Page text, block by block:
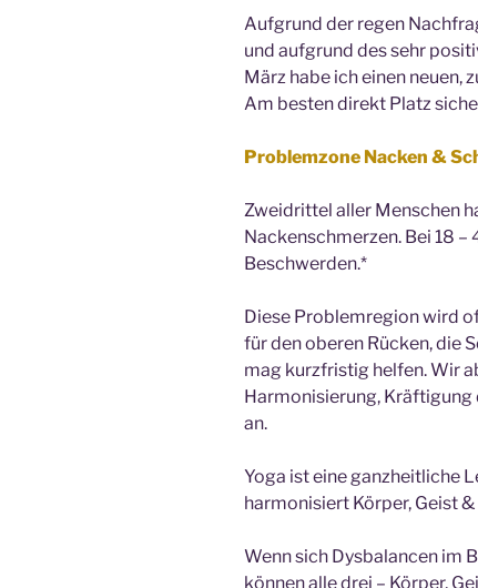
Aufgrund der regen
und aufgrund des sehr
März habe ich einen neuen,
Am besten direkt Platz
Problemzone Nacken &
Zweidrittel aller Menschen
Nackenschmerzen. Bei 18
Beschwerden.*
Diese Problemregion wird
für den oberen Rücken, die
mag kurzfristig helfen. Wir
Harmonisierung, Kräftigung
an.
Yoga ist eine ganzheitliche
harmonisiert Körper, Geist &
Wenn sich Dysbalancen im
können alle drei – Körper,